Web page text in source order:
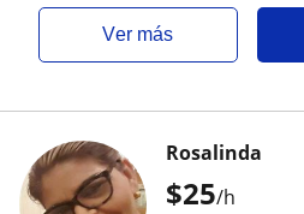
ver más
$25/h
Rosalinda